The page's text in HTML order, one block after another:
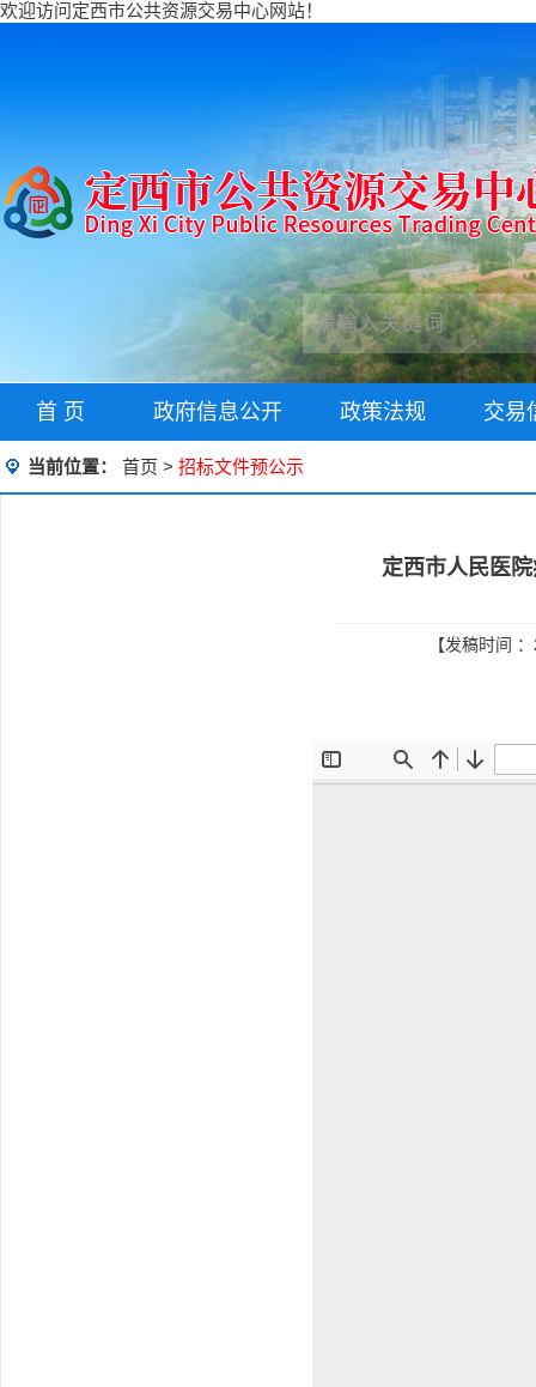
欢迎访问定西市公共资源交易中心网站！
首 页 政府信息公开 政策法规 交易
当前位置： 首页 > 招标文件预公示
定西市人民医
【发稿时间